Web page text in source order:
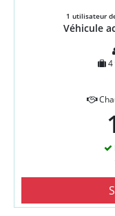
1 utilisateur
Véhicule
4